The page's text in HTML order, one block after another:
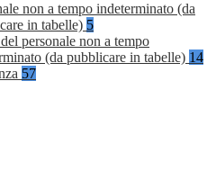
non a tempo indeterminato (da
in tabelle) 5
personale non a tempo
(da pubblicare in tabelle) 14
57